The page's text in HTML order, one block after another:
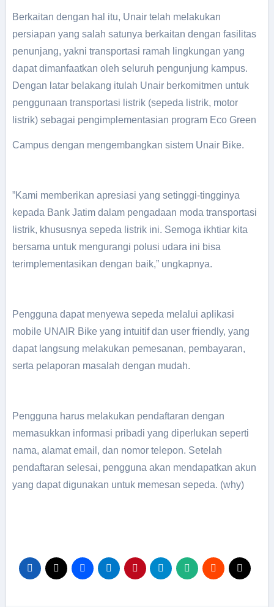
Berkaitan dengan hal itu, Unair telah melakukan
persiapan yang salah satunya berkaitan dengan fasilitas
penunjang, yakni transportasi ramah lingkungan yang
dapat dimanfaatkan oleh seluruh pengunjung kampus.
Dengan latar belakang itulah Unair berkomitmen untuk
penggunaan transportasi listrik (sepeda listrik, motor
listrik) sebagai pengimplementasian program Eco Green
Campus dengan mengembangkan sistem Unair Bike.
”Kami memberikan apresiasi yang setinggi-tingginya
kepada Bank Jatim dalam pengadaan moda transportasi
listrik, khususnya sepeda listrik ini. Semoga ikhtiar kita
bersama untuk mengurangi polusi udara ini bisa
terimplementasikan dengan baik,” ungkapnya.
Pengguna dapat menyewa sepeda melalui aplikasi
mobile UNAIR Bike yang intuitif dan user friendly, yang
dapat langsung melakukan pemesanan, pembayaran,
serta pelaporan masalah dengan mudah.
Pengguna harus melakukan pendaftaran dengan
memasukkan informasi pribadi yang diperlukan seperti
nama, alamat email, dan nomor telepon. Setelah
pendaftaran selesai, pengguna akan mendapatkan akun
yang dapat digunakan untuk memesan sepeda. (why)